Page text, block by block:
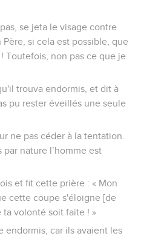
se jeta le visage contre
si cela est possible, que
Toutefois, non pas ce que je
trouva endormis, et dit à
pu rester éveillés une seule
ne pas céder à la tentation.
nature l’homme est
et fit cette prière : « Mon
cette coupe s'éloigne [de
ta volonté soit faite ! »
endormis, car ils avaient les